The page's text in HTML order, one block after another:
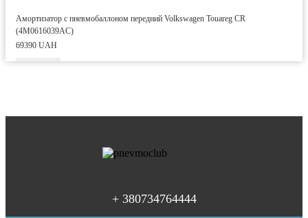
Амортизатор с пневмобаллоном передний Volkswagen Touareg CR
(4M0616039AC)
69390 UAH
+ 380734764444